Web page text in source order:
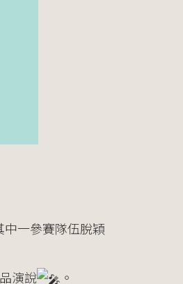
中一參賽隊伍脫穎
演說
。